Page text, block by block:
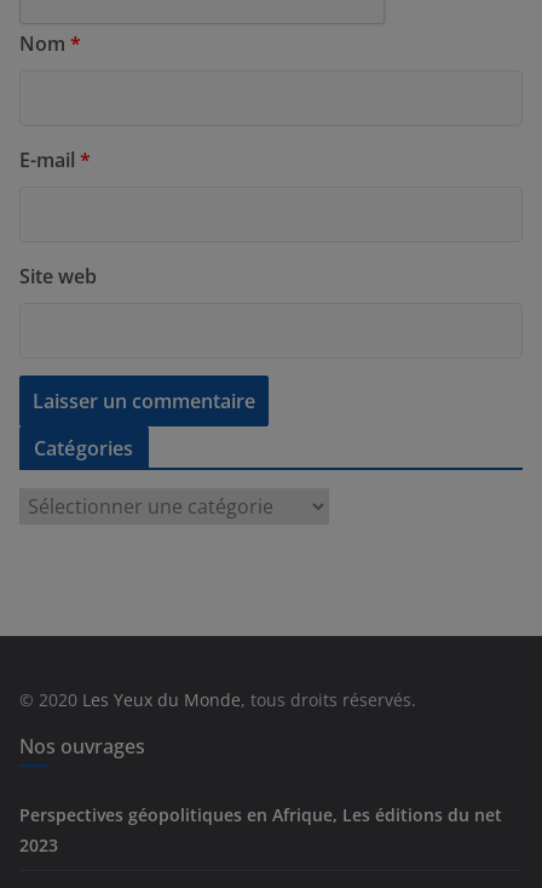
Nom *
E-mail *
Site web
Catégories
e
© 2020 Les Yeux du Monde, tous droits réservés.
Nos ouvrages
Perspectives géopolitiques en Afrique, Les éditions du net
2023